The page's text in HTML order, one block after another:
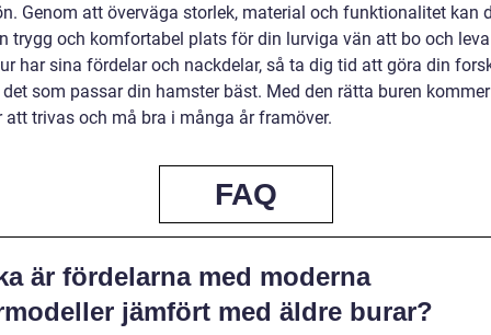
Genom att överväga storlek, material och funktionalitet kan
trygg och komfortabel plats för din lurviga vän att bo och
har sina fördelar och nackdelar, så ta dig tid att göra din
som passar din hamster bäst. Med den rätta buren
att trivas och må bra i många år framöver.
FAQ
är fördelarna med moderna
jämfört med äldre burar?